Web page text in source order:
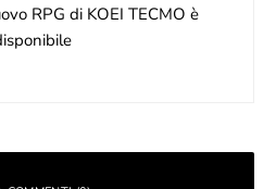
RPG di KOEI TECMO è